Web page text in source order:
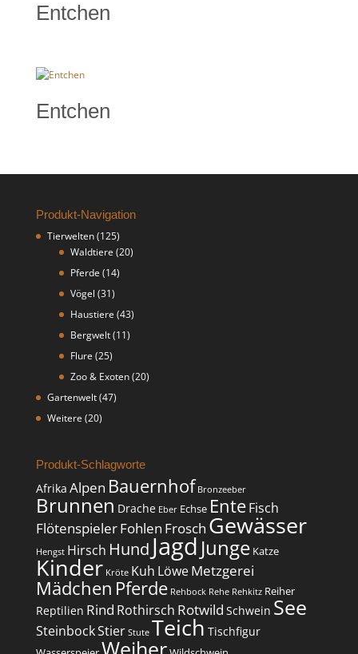
Entchen
Entchen
Produkt-Navigation
Tierwelten(125)
Waldtiere (20)
Pferde (14)
Vögel (31)
Haustiere (43)
Bergwelt(11)
Flure (25)
Zoo & Exoten(20)
Gartenwelt(47)
Weitere (20)
Produkt-Schlagworte
Afrika Alpen Bauernhof Bronzeeber
Brunnen Drache Eber Echse EnteFisch
FlötenspielerFohlen Frosch Gewässer
Hengst Hirsch Hund Jagd Junge Katze
Kinder Kröte Kuh LöweMetzgerei
Mädchen Pferde Rehbock Rehe Rehkitz Reiher
Reptilien Rind Rothirsch Rotwild Schwein See
SteinbockStier Stute Teich Tischfigur
Weiher